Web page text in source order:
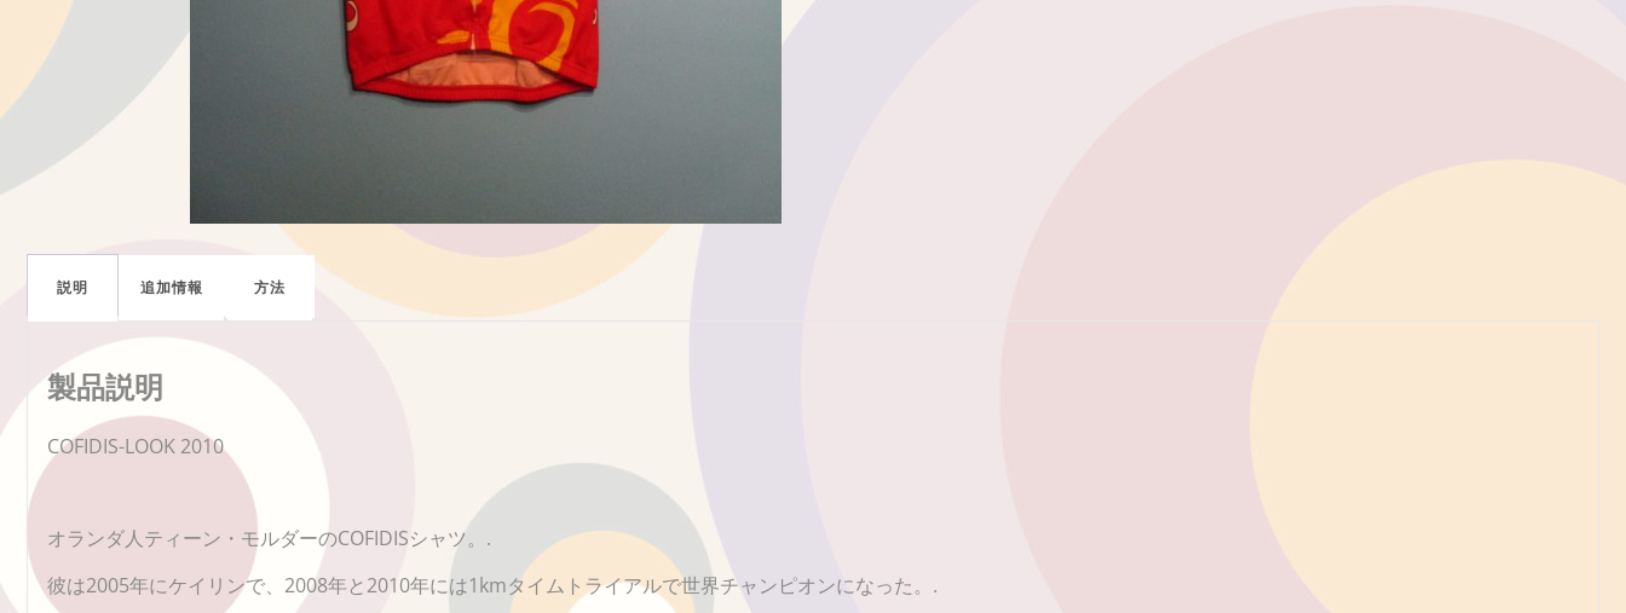
説明 追加情報 方法
製品説明
COFIDIS-LOOK 2010
オランダ人ティーン・モルダーのCOFIDISシャツ。.
彼は2005年にケイリンで、2008年と2010年には1kmタイムトライアルで世界チャンピオンになった。.